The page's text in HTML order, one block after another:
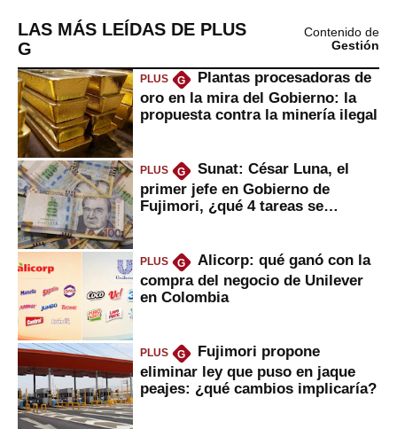
LAS MÁS LEÍDAS DE PLUS
G
Contenido de
Gestión
PLUS G
Plantas procesadoras de
oro en la mira del Gobierno: la
propuesta contra la minería ilegal
PLUS G
Sunat: César Luna, el
primer jefe en Gobierno de
Fujimori, ¿qué 4 tareas se
PLUS G
Alicorp: qué ganó con la
compra del negocio de Unilever
en Colombia
PLUS G
Fujimori propone
eliminar ley que puso en jaque
peajes: ¿qué cambios implicaría?